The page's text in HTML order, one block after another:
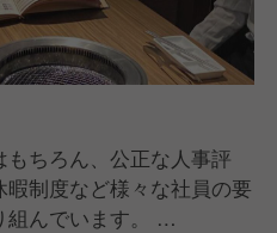
ちろん、公正な人事評
制度など様々な社員の要
んでいます。